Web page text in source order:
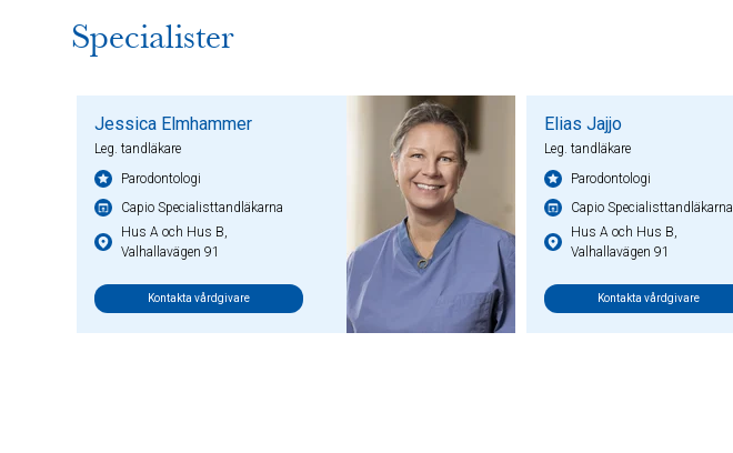
Specialister
Jessica Elmhammer
Leg. tandläkare
Parodontologi
Capio Specialisttandläkarna
Hus A och Hus B,
Valhallavägen 91
Kontakta vårdgivare
Elias Jajjo
Leg. tandläkare
Parodontologi
Capio Specialisttandläkarna
Hus A och Hus B,
Valhallavägen 91
Kontakta vårdgivare